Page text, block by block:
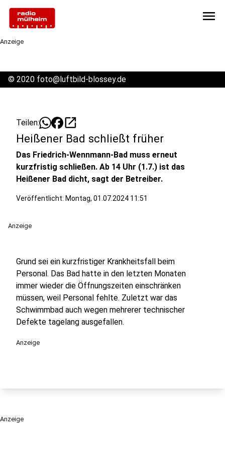
menu
Anzeige
© 2020 foto@luftbild-blossey.de
Teilen: open_in_new
Heißener Bad schließt früher
Das Friedrich-Wennmann-Bad muss erneut
kurzfristig schließen. Ab 14 Uhr (1.7.) ist das
Heißener Bad dicht, sagt der Betreiber.
Veröffentlicht: Montag, 01.07.2024 11:51
Anzeige
Grund sei ein kurzfristiger Krankheitsfall beim
Personal. Das Bad hatte in den letzten Monaten
immer wieder die Öffnungszeiten einschränken
müssen, weil Personal fehlte. Zuletzt war das
Schwimmbad auch wegen mehrerer technischer
Defekte tagelang ausgefallen.
Anzeige
Anzeige